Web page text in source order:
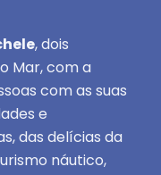
, dois
Mar, com a
com as suas
e
das delícias da
náutico,